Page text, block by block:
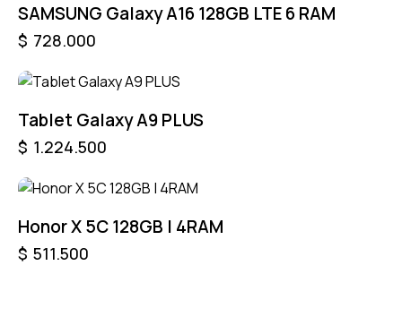
SAMSUNG Galaxy A16 128GB LTE 6 RAM
$ 728.000
Tablet Galaxy A9 PLUS
$ 1.224.500
Honor X 5C 128GB | 4RAM
$ 511.500